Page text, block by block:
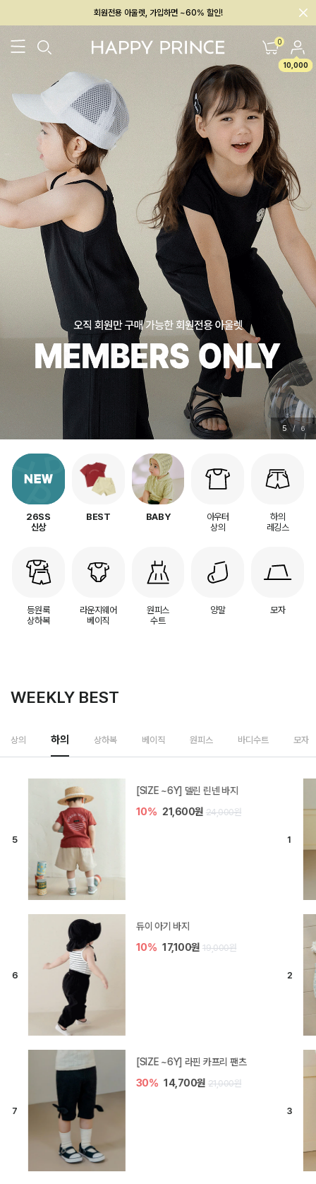
회원전용 아울렛, 가입하면 ~60% 할인!
멤버십 최대 28,000원 혜택 0
10,000
26SS 신상 BEST BABY[6~12M] 아우터/상의 하의/레깅스
5 / 6
26SS
신상
BEST BABY
아우터
상의
하의
레깅스
등원룩
상하복
라운지웨어
베이직
원피스
수트
양말 모자
WEEKLY BEST
상의 하의 상하복 베이직 원피스 바디수트 모자
[SIZE ~6Y] 델린 린넨 바지
10% 21,600원 24,000원
듀이 아기 바지
10% 17,100원 19,000원
[SIZE ~6Y] 라핀 카프리 팬츠
30% 14,700원 21,000원